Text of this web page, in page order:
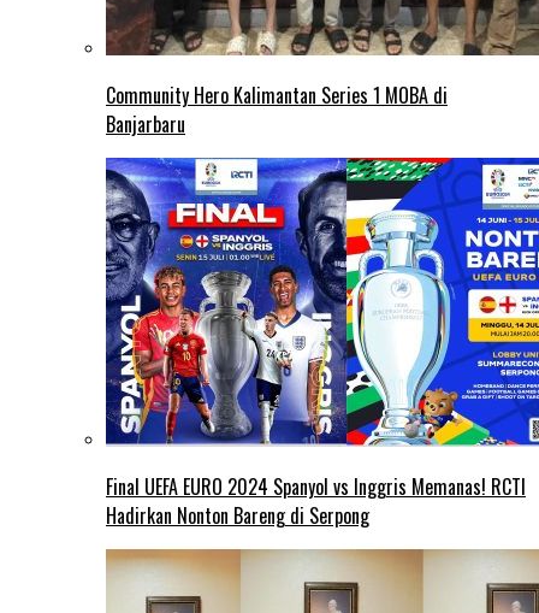
Community Hero Kalimantan Series 1 MOBA di
Banjarbaru
Final UEFA EURO 2024 Spanyol vs Inggris Memanas! RCTI
Hadirkan Nonton Bareng di Serpong